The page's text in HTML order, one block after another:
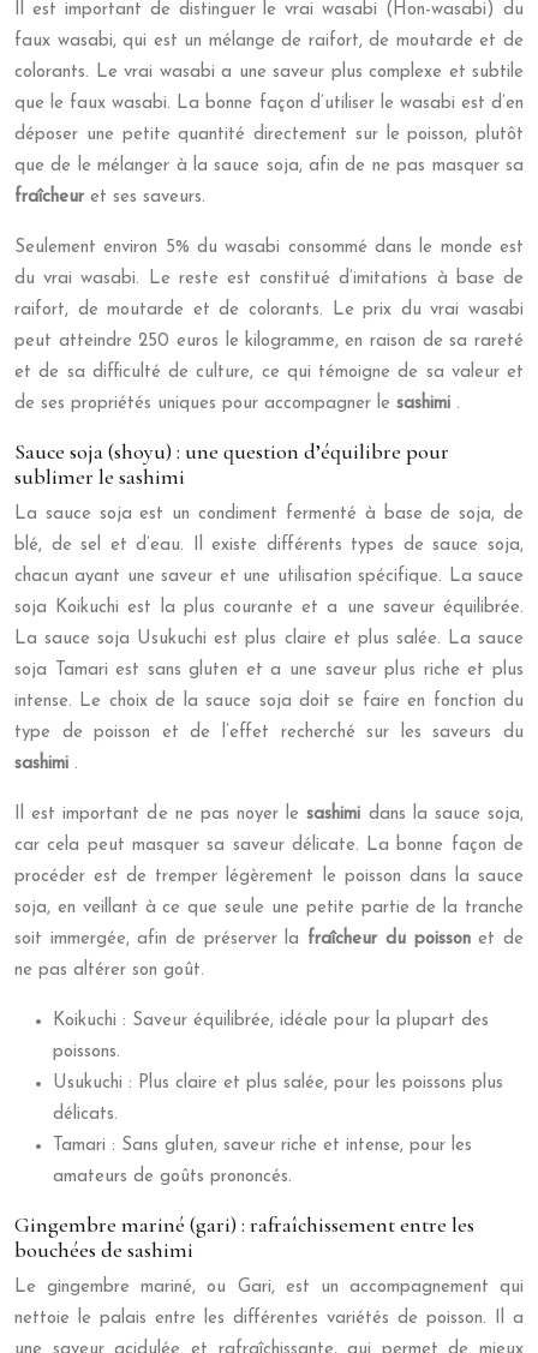
Il est important de distinguer le vrai wasabi (Hon-wasabi) du
faux wasabi, qui est un mélange de raifort, de moutarde et de
colorants. Le vrai wasabi a une saveur plus complexe et subtile
que le faux wasabi. La bonne façon d’utiliser le wasabi est d’en
déposer une petite quantité directement sur le poisson, plutôt
que de le mélanger à la sauce soja, afin de ne pas masquer sa
fraîcheur et ses saveurs.
Seulement environ 5% du wasabi consommé dans le monde est
du vrai wasabi. Le reste est constitué d’imitations à base de
raifort, de moutarde et de colorants. Le prix du vrai wasabi
peut atteindre 250 euros le kilogramme, en raison de sa rareté
et de sa difficulté de culture, ce qui témoigne de sa valeur et
de ses propriétés uniques pour accompagner le sashimi .
Sauce soja (shoyu) : une question d’équilibre pour
sublimer le sashimi
La sauce soja est un condiment fermenté à base de soja, de
blé, de sel et d’eau. Il existe différents types de sauce soja,
chacun ayant une saveur et une utilisation spécifique. La sauce
soja Koikuchi est la plus courante et a une saveur équilibrée.
La sauce soja Usukuchi est plus claire et plus salée. La sauce
soja Tamari est sans gluten et a une saveur plus riche et plus
intense. Le choix de la sauce soja doit se faire en fonction du
type de poisson et de l’effet recherché sur les saveurs du
sashimi .
Il est important de ne pas noyer lesashimi dans la sauce soja,
car cela peut masquer sa saveur délicate. La bonne façon de
procéder est de tremper légèrement le poisson dans la sauce
soja, en veillant à ce que seule une petite partie de la tranche
soit immergée, afin de préserver la fraîcheur du poissonet de
ne pas altérer son goût.
Koikuchi : Saveur équilibrée, idéale pour la plupart des
poissons.
Usukuchi : Plus claire et plus salée, pour les poissons plus
délicats.
Tamari : Sans gluten, saveur riche et intense, pour les
amateurs de goûts prononcés.
Gingembre mariné (gari) : rafraîchissement entre les
bouchées de sashimi
Le gingembre mariné, ou Gari, est un accompagnement qui
nettoie le palais entre les différentes variétés de poisson. Il a